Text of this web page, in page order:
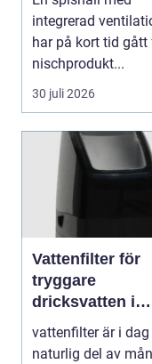
integrerad
har på kort tid gått
nischprodukt...
30 juli 2026
Vattenfilter för
tryggare
dricksvatten i
vardagen
vattenfilter är i dag
naturlig del av